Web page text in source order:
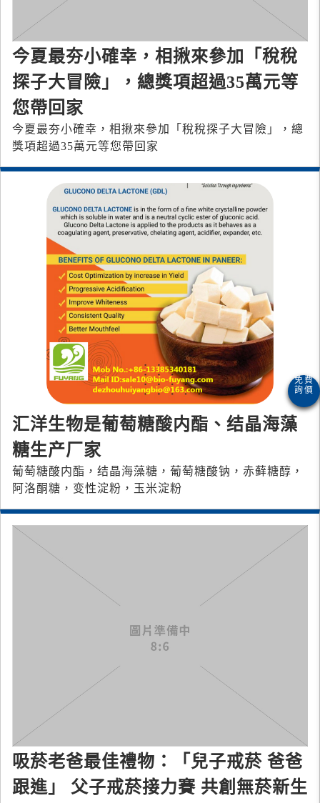
今夏最夯小確幸，相揪來參加「稅稅
探子大冒險」，總獎項超過35萬元等
您帶回家
今夏最夯小確幸，相揪來參加「稅稅探子大冒險」，總
獎項超過35萬元等您帶回家
汇洋生物是葡萄糖酸内酯、结晶海藻
糖生产厂家
葡萄糖酸内酯，结晶海藻糖，葡萄糖酸钠，赤藓糖醇，
阿洛酮糖，变性淀粉，玉米淀粉
吸菸老爸最佳禮物：「兒子戒菸 爸爸
跟進」 父子戒菸接力賽 共創無菸新生